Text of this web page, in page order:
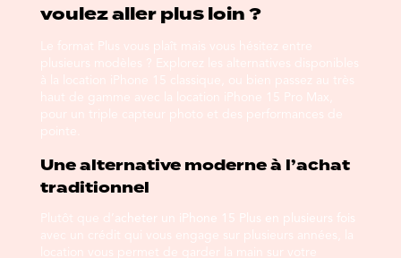
voulez aller plus loin ?
Le format Plus vous plaît mais vous hésitez entre
plusieurs modèles ? Explorez les alternatives disponibles
à la
location iPhone 15
classique, ou bien passez au très
haut de gamme avec la
location iPhone 15 Pro Max
pour un triple capteur photo et des performances de
pointe.
Une alternative moderne à l’achat
traditionnel
Plutôt que d’ acheter un iPhone 15 Plus en plusieurs fois
avec un crédit qui vous engage sur plusieurs années, la
location vous permet de garder la main sur votre